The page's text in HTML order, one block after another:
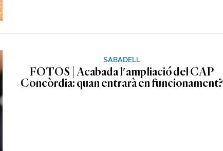
SABADELL
FOTOS | Acabada l'ampliació del CAP
Concòrdia: quan entrarà en funcionament?